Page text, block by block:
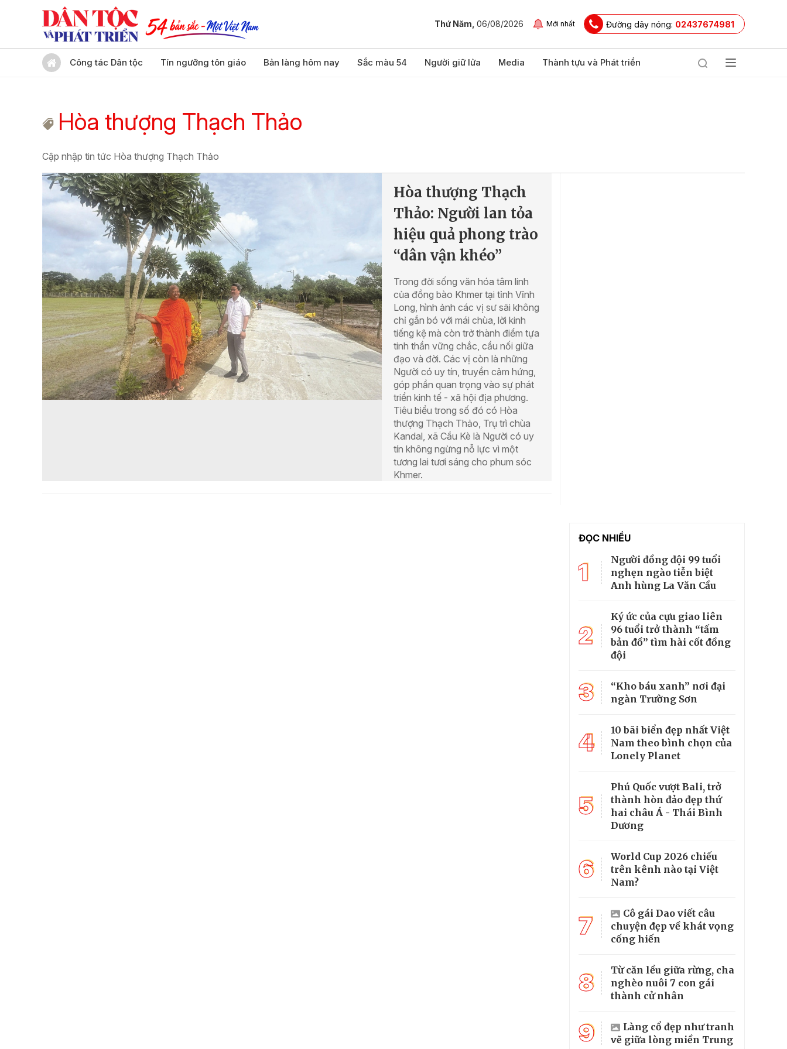
Thứ Năm, 06/08/2026 Mới nhất Đường dây nóng: 02437674981
Công tác Dân tộc Tín ngưỡng tôn giáo Bản làng hôm nay Sắc màu 54 Người giữ lửa Media Thành tựu và Phát triển
Hòa thượng Thạch Thảo
Cập nhập tin tức Hòa thượng Thạch Thảo
Hòa thượng Thạch
Thảo: Người lan tỏa
hiệu quả phong trào
“dân vận khéo”
Trong đời sống văn hóa tâm linh
của đồng bào Khmer tại tỉnh Vĩnh
Long, hình ảnh các vị sư sãi không
chỉ gắn bó với mái chùa, lời kinh
tiếng kệ mà còn trở thành điểm tựa
tinh thần vững chắc, cầu nối giữa
đạo và đời. Các vị còn là những
Người có uy tín, truyền cảm hứng,
góp phần quan trọng vào sự phát
triển kinh tế - xã hội địa phương.
Tiêu biểu trong số đó có Hòa
thượng Thạch Thảo, Trụ trì chùa
Kandal, xã Cầu Kè là Người có uy
tín không ngừng nỗ lực vì một
tương lai tươi sáng cho phum sóc
Khmer.
ĐỌC NHIỀU
1
Người đồng đội 99 tuổi
nghẹn ngào tiễn biệt
Anh hùng La Văn Cầu
2
Ký ức của cựu giao liên
96 tuổi trở thành “tấm
bản đồ” tìm hài cốt đồng
đội
3
“Kho báu xanh” nơi đại
ngàn Trường Sơn
4
10 bãi biển đẹp nhất Việt
Nam theo bình chọn của
Lonely Planet
5
Phú Quốc vượt Bali, trở
thành hòn đảo đẹp thứ
hai châu Á - Thái Bình
Dương
6
World Cup 2026 chiếu
trên kênh nào tại Việt
Nam?
7
Cô gái Dao viết câu
chuyện đẹp về khát vọng
cống hiến
8
Từ căn lều giữa rừng, cha
nghèo nuôi 7 con gái
thành cử nhân
9
Làng cổ đẹp như tranh
vẽ giữa lòng miền Trung